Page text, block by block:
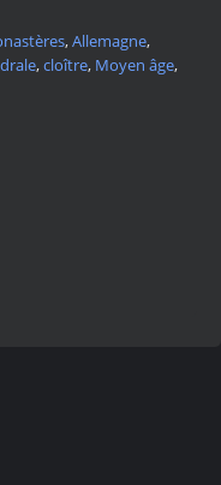
,Allemagne,
,cloître, Moyen âge,